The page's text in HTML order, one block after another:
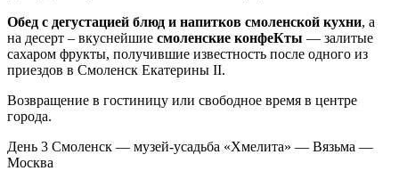
Обед с дегустацией блюд и напитков смоленской кухни, а
на десерт – вкуснейшие смоленские конфеКты — залитые
сахаром фрукты, получившие известность после одного из
приездов в Смоленск Екатерины II.
Возвращение в гостиницу или свободное время в центре
города.
День 3 Смоленск — музей-усадьба «Хмелита» — Вязьма —
Москва